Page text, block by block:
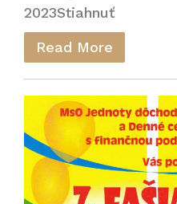
2023Stiahnuť
Read More